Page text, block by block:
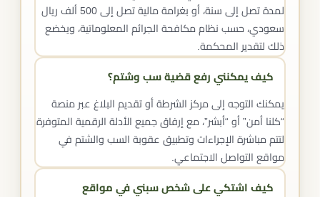
لمدة تصل إلى سنة، أو بغرامة مالية تصل إلى 500 ألف ريال
سعودي، حسب نظام مكافحة الجرائم المعلوماتية، ويخضع
ذلك لتقدير المحكمة.
كيف يمكنني رفع قضية سب وشتم؟
يمكنك التوجه إلى مركز الشرطة أو تقديم البلاغ عبر منصة
“كلنا أمن” أو “أبشر”، مع إرفاق جميع الأدلة الرقمية المتوفرة
لتتم مباشرة الإجراءات وتطبيق عقوبة السب والشتم في
مواقع التواصل الاجتماعي.
كيف اشتكي على شخص سبني في مواقع